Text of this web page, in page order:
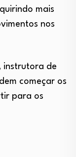
mais
nos
instrutora de
começar os
para os